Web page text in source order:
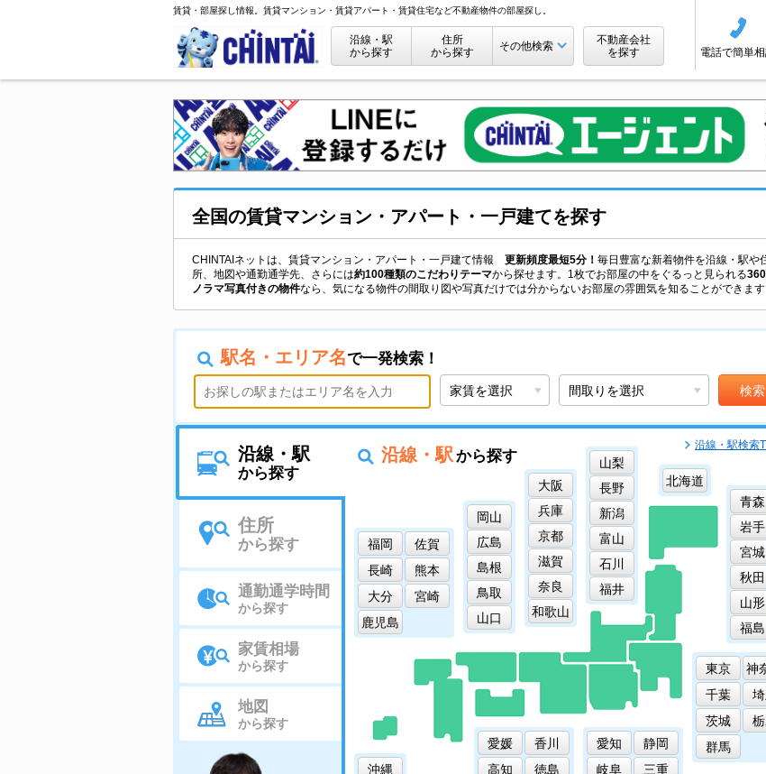
賃貸・部屋探し情報。賃貸マンション・賃貸アパート・賃貸住宅など不動産物件の部屋探し。
沿線・駅
から探す
住所
から探す
その他検索
不動産会社
を探す
電話で簡単
全国の賃貸マンション・アパート・一戸建てを探す
CHINTAIネットは、賃貸マンション・アパート・一戸建て情報 更新頻度最短5分！ 毎日豊富な新着物件を沿線・駅や
所、地図や通勤通学先、さらには約100種類のこだわりテーマから探せます。1枚でお部屋の中をぐるっと見られる
ノラマ写真付きの物件なら、気になる物件の間取り図や写真だけでは分からないお部屋の雰囲気を知ることができます
駅名・エリア名で一発検索！
沿線・駅
から探す
住所
から探す
通勤通学時間
から探す
家賃相場
から探す
地図
から探す
沿線・駅 から探す
沿線・駅検索
北海道
青森
岩手
宮城
秋田
山形
福島
東京
神
千葉
茨城
群馬
山梨
長野
新潟
富山
石川
福井
愛知
静岡
岐阜
三重
大阪
兵庫
京都
滋賀
奈良
和歌山
岡山
広島
島根
鳥取
山口
愛媛
香川
高知
徳島
福岡
佐賀
長崎
熊本
大分
宮崎
鹿児島
沖縄